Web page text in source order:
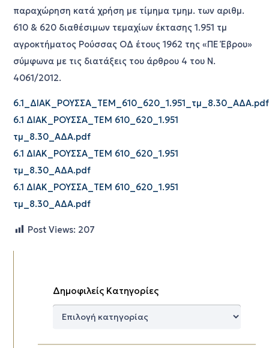
παραχώρηση κατά χρήση με τίμημα τμημ. των αριθμ.
610 & 620 διαθέσιμων τεμαχίων έκτασης 1.951 τμ
αγροκτήματος Ρούσσας ΟΔ έτους 1962 της «ΠΕ Έβρου»
σύμφωνα με τις διατάξεις του άρθρου 4 του Ν.
4061/2012.
6.1_ΔΙΑΚ_ΡΟΥΣΣΑ_ΤΕΜ_610_620_1.951_τμ_8.30_ΑΔΑ.pdf
6.1 ΔΙΑΚ_ΡΟΥΣΣΑ_ΤΕΜ 610_620_1.951
τμ_8.30_ΑΔΑ.pdf
6.1 ΔΙΑΚ_ΡΟΥΣΣΑ_ΤΕΜ 610_620_1.951
τμ_8.30_ΑΔΑ.pdf
6.1 ΔΙΑΚ_ΡΟΥΣΣΑ_ΤΕΜ 610_620_1.951
τμ_8.30_ΑΔΑ.pdf
Post Views: 207
Δημοφιλείς Κατηγορίες
Δημοφιλείς